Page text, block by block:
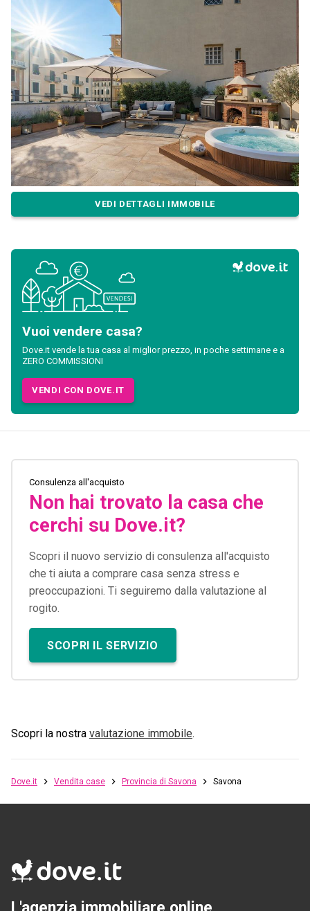
VEDI DETTAGLI IMMOBILE
Vuoi vendere casa?
Dove.it vende la tua casa al miglior prezzo, in poche settimane e a
ZERO COMMISSIONI
VENDI CON DOVE.IT
Consulenza all'acquisto
Non hai trovato la casa che
cerchi su Dove.it?
Scopri il nuovo servizio di consulenza all'acquisto
che ti aiuta a comprare casa senza stress e
preoccupazioni. Ti seguiremo dalla valutazione al
rogito.
SCOPRI IL SERVIZIO
Scopri la nostra valutazione immobile.
Dove.it Vendita case Provincia di Savona Savona